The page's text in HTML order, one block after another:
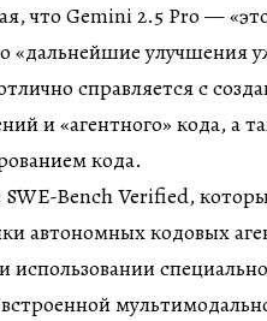
что Gemini 2.5 Pro —
«дальнейшие улучшения
справляется с
и «агентного» кода, а
кода.
SWE-Bench Verified,
автономных кодовых
использовании